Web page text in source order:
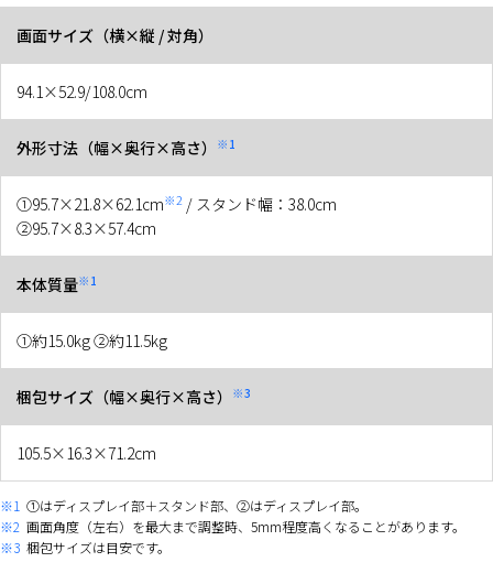
画面サイズ（横×縦 / 対角）
94.1×52.9/108.0cm
外形寸法（幅×奥行×高さ） ※1
①95.7×21.8×62.1cm※2 / スタンド幅：38.0cm
②95.7×8.3×57.4cm
本体質量※1
①約15.0kg ②約11.5kg
梱包サイズ（幅×奥行×高さ） ※3
105.5×16.3×71.2cm
※1 ①はディスプレイ部＋スタンド部、②はディスプレイ部。
※2 画面角度（左右）を最大まで調整時、5mm程度高くなることがあります。
※3 梱包サイズは目安です。